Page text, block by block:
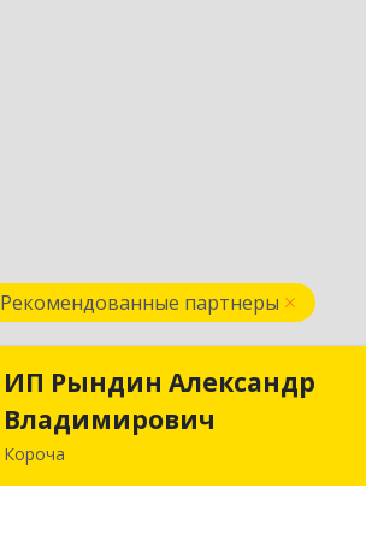
Рекомендованные партнеры
ИП Рындин Александр
Владимирович
Короча
ИП Рындин Александр
Владимирович